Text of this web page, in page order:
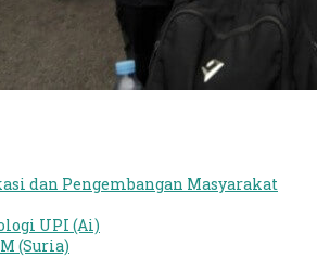
dan Pengembangan Masyarakat
UPI (Ai)
(Suria)